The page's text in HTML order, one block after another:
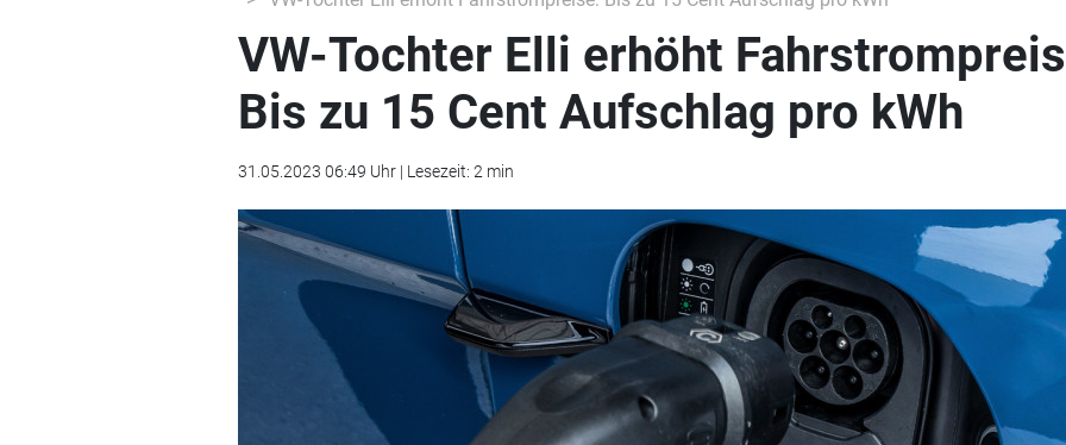
VW-Tochter Elli erhöht
Bis zu 15 Cent Aufschlag pro kWh
31.05.2023 06:49 Uhr | Lesezeit: 2 min